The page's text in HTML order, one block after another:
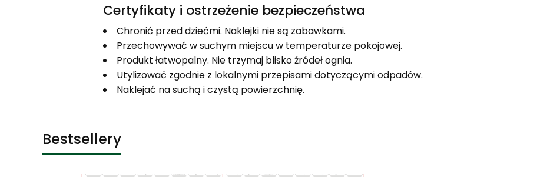
Certyfikaty i ostrzeżenie bezpieczeństwa
Chronić przed dziećmi. Naklejki nie są zabawkami.
Przechowywać w suchym miejscu w temperaturze pokojowej.
Produkt łatwopalny. Nie trzymaj blisko źródeł ognia.
Utylizować zgodnie z lokalnymi przepisami dotyczącymi odpadów.
Naklejać na suchą i czystą powierzchnię.
Bestsellery